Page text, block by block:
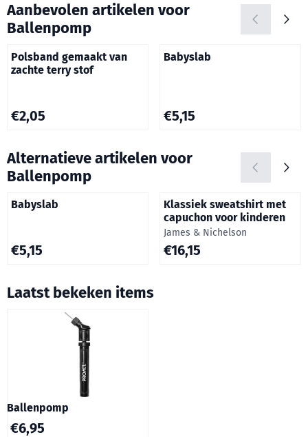
Aanbevolen artikelen voor
Ballenpomp
Polsband gemaakt van
zachte terry stof
Prijs: 2,05
€2,05
Babyslab
Prijs: 5,15
€5,15
Alternatieve artikelen voor
Ballenpomp
Babyslab
Prijs: 5,15
€5,15
Klassiek sweatshirt met
capuchon voor kinderen
Merk:
James & Nichelson
Prijs: 16,15
€16,15
Laatst bekeken items
Ballenpomp
€6,95